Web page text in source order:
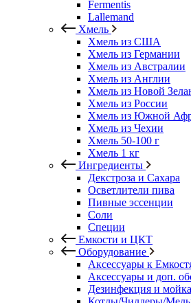
Fermentis
Lallemand
Хмель
Хмель из США
Хмель из Германии
Хмель из Австралии
Хмель из Англии
Хмель из Новой
Хмель из России
Хмель из Южной
Хмель из Чехии
Хмель 50-100 г
Хмель 1 кг
Ингредиенты
Декстроза и Сахара
Осветлители пива
Пивные эссенции
Соли
Специи
Емкости и ЦКТ
Оборудование
Аксессуары к
Аксессуары и доп.
Дезинфекция и мойка